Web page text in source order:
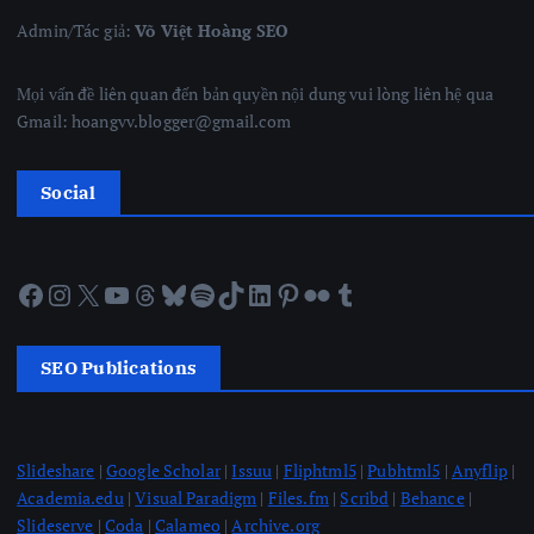
Admin/Tác giả:Võ Việt Hoàng SEO
Mọi vấn đề liên quan đến bản quyền nội dung vui lòng liên hệ qua
Gmail: hoangvv.blogger@gmail.com
Social
Facebook Instagram X YouTube Threads Bluesky Spotify TikTok LinkedIn Pinterest Flickr Tumblr
SEO Publications
Slideshare | Google Scholar|Issuu | Fliphtml5|Pubhtml5 | Anyflip|
Academia.edu|Visual Paradigm | Files.fm| Scribd | Behance|
Slideserve | Coda | Calameo|Archive.org